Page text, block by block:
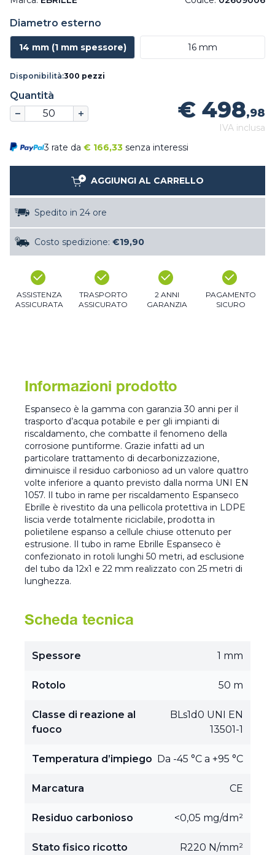
Diametro esterno
14 mm (1 mm spessore) 16 mm
Disponibilità:300 pezzi
Quantità
€ 498,98
IVA inclusa
3 rate da € 166,33 senza interessi
AGGIUNGI AL CARRELLO
Spedito in 24 ore
Costo spedizione: €19,90
ASSISTENZA
ASSICURATA
TRASPORTO
ASSICURATO
2 ANNI
GARANZIA
PAGAMENTO
SICURO
Informazioni prodotto
Espanseco è la gamma con garanzia 30 anni per il
trasporto d’acqua potabile e per gli impianti di
riscaldamento, che combatte il fenomeno della
corrosione puntiforme. Grazie infatti ad un
particolare trattamento di decarbonizzazione,
diminuisce il residuo carbonioso ad un valore quattro
volte inferiore a quanto previsto dalla norma UNI EN
1057. Il tubo in rame per riscaldamento Espanseco
Ebrille è rivestito da una pellicola protettiva in LDPE
liscia verde totalmente riciclabile, prodotta in
polietilene espanso a cellule chiuse ottenuto per
estrusione. Il tubo in rame Ebrille Espanseco è
confezionato in rotoli lunghi 50 metri, ad esclusione
del tubo da 12x1 e 22 mm realizzato con 25 metri di
lunghezza.
Scheda tecnica
Spessore 1 mm
Rotolo 50 m
Classe di reazione al
fuoco
BLs1d0 UNI EN
13501-1
Temperatura d’impiego Da -45 °C a +95 °C
Marcatura CE
Residuo carbonioso <0,05 mg/dm²
Stato fisico ricotto R220 N/mm²